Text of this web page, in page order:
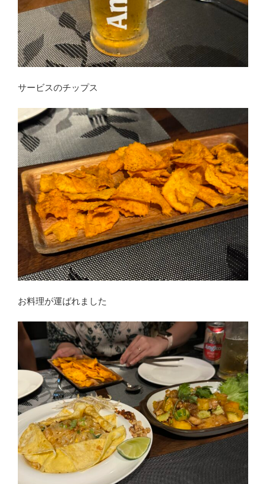
サービスのチップス
お料理が運ばれました